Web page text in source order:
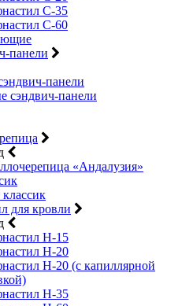
С-35
С-60
панели
панели
сэндвич-панели
«Андалузия»
для кровли
Н-15
Н-20
Н-20 (с капиллярной
Н-35